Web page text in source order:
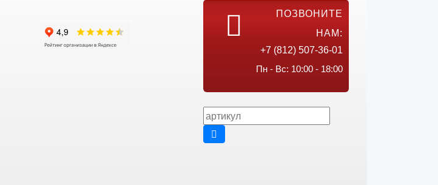
ПОЗВОНИТЕ
НАМ:
+7 (812) 507-36-01
Пн - Вс: 10:00 - 18:00